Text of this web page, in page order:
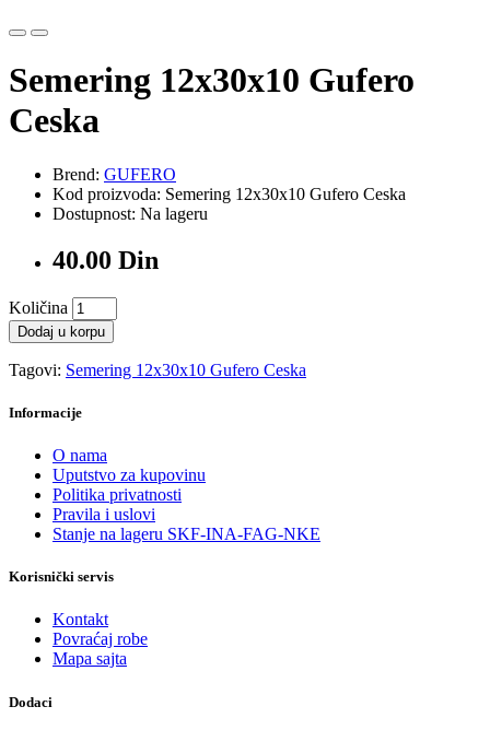
Semering 12x30x10 Gufero
Ceska
Brend: GUFERO
Kod proizvoda: Semering 12x30x10 Gufero Ceska
Dostupnost: Na lageru
40.00 Din
Količina
Dodaj u korpu
Tagovi: Semering 12x30x10 Gufero Ceska
Informacije
O nama
Uputstvo za kupovinu
Politika privatnosti
Pravila i uslovi
Stanje na lageru SKF-INA-FAG-NKE
Korisnički servis
Kontakt
Povraćaj robe
Mapa sajta
Dodaci